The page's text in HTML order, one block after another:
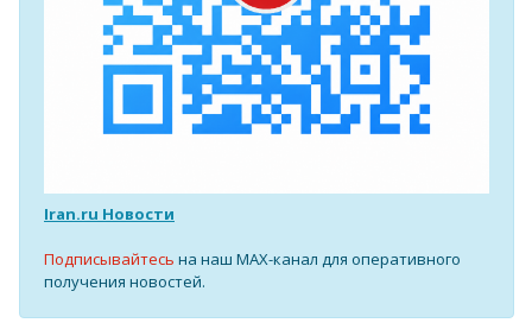
Iran.ru Новости
Подписывайтесь на наш MAX-канал для оперативного
получения новостей.